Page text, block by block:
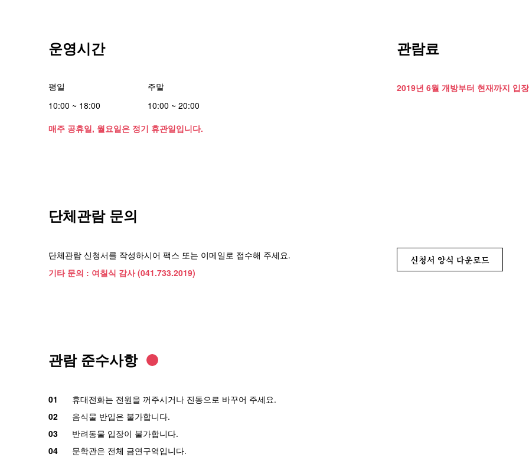
운영시간
평일
10:00 ~ 18:00
주말
10:00 ~ 20:00
매주 공휴일, 월요일은 정기 휴관일입니다.
관람료
2019년 6월 개방부터 현재까지 입
단체관람 문의
단체관람 신청서를 작성하시어 팩스 또는 이메일로 접수해 주세요.
기타 문의 : 여칠식 감사 (041.733.2019)
신청서 양식 다운로드
관람 준수사항
휴대전화는 전원을 꺼주시거나 진동으로 바꾸어 주세요.
음식물 반입은 불가합니다.
반려동물 입장이 불가합니다.
문학관은 전체 금연구역입니다.